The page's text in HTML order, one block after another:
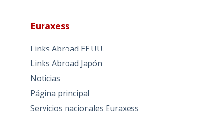
Euraxess
Links Abroad EE.UU.
Links Abroad Japón
Noticias
Página principal
Servicios nacionales Euraxess